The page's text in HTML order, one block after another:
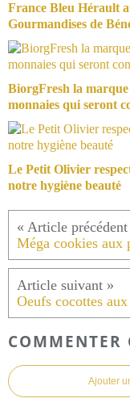
France Bleu Hérault
Gourmandises de
BiorgFresh la
monnaies qui seront
Le Petit Olivier
notre hygiène beauté
COMMENTER
Ajouter